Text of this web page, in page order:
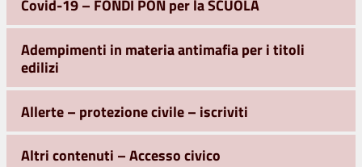
Covid-19 – FONDI PON per la SCUOLA
Adempimenti in materia antimafia per i titoli
edilizi
Allerte – protezione civile – iscriviti
Altri contenuti – Accesso civico